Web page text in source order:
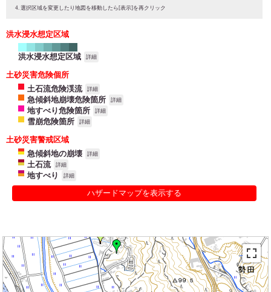
選択区域を変更したり地図を移動したら[表示]を再クリック
洪水浸水想定区域
洪水浸水想定区域 詳細
土砂災害危険個所
土石流危険渓流
詳細
急傾斜地崩壊危険箇所 詳細
地すべり危険箇所 詳細
雪崩危険箇所 詳細
土砂災害警戒区域
急傾斜地の崩壊
詳細
土石流 詳細
地すべり 詳細
ハザードマップを表示する